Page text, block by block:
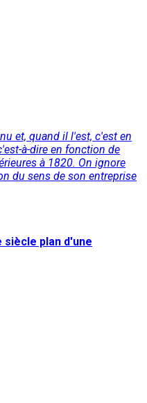
et, quand il l'est, c'est en
à-dire en fonction de
à 1820. On ignore
du sens de son entreprise
siècle plan d'une